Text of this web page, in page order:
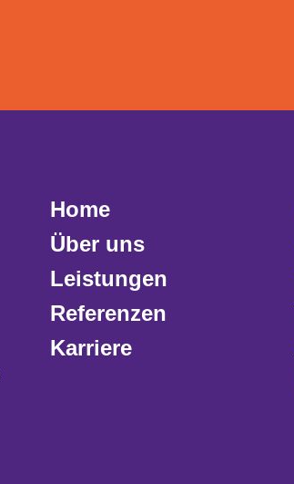
Home
Über uns
Leistungen
Referenzen
Karriere